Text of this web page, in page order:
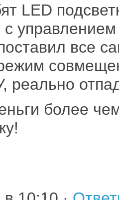
LED
все
реально
более